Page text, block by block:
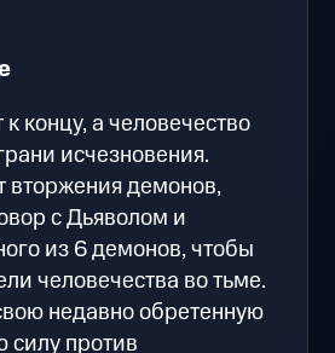
концу, а человечество
исчезновения.
вторжения демонов,
с Дьяволом и
из 6 демонов, чтобы
человечества во тьме.
недавно обретенную
силу против